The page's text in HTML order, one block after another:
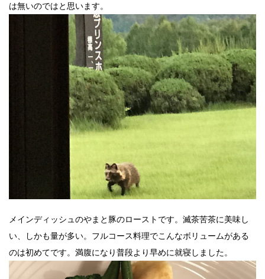
は無いのではと思います。
メインディッシュのやまと豚のローストです。滅茶苦茶に美味し
い、しかも量が多い。フルコース料理でこんなボリュームがある
のは初めてです。満腹になり普段より早めに就寝しました。